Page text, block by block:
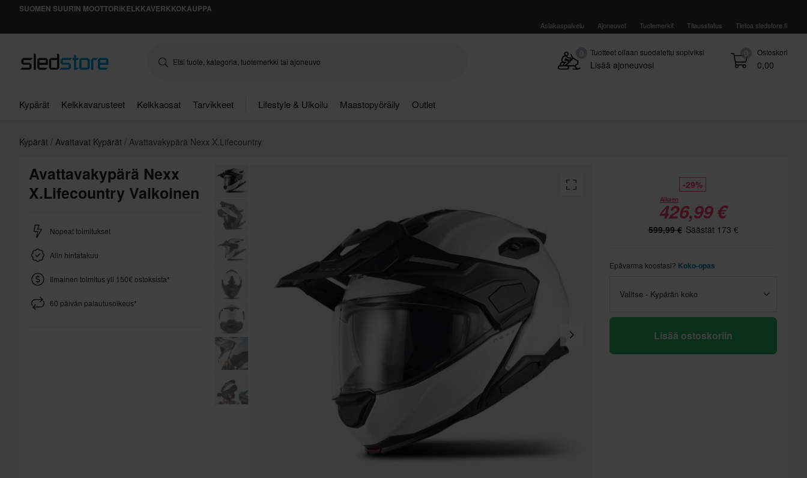
SUOMEN SUURIN MOOTTORIKELKKAVERKKOKAUPPA
Asiakaspalvelu Ajoneuvot Tuotemerkit Tilausstatus Tietoa sledstore.fi
0 Ostoskori
0,00
Tuotteet ollaan suodatettu sopiviksi
Lisää ajoneuvosi
Kypärät Kelkkavarusteet Kelkkaosat Tarvikkeet Lifestyle & Ulkoilu Maastopyöräily Outlet
Kypärät Avattavat Kypärät Avattavakypärä Nexx X.Lifecountry
Avattavakypärä Nexx
X.Lifecountry Valkoinen
Nopeat toimitukset
Alin hintatakuu
Ilmainen toimitus yli 150€ ostoksista*
60 päivän palautusoikeus*
-29%
Alkaen
426,99 €
599,99 € Säästät 173 €
Epävarma koostasi? Koko-opas
Valitse - Kypärän koko
Lisää ostoskoriin